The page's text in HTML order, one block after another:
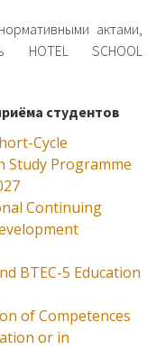
актами,
HOTEL SCHOOL
студентов
Cycle
Study Programme
Continuing
BTEC-5 Education
of Competences
or in